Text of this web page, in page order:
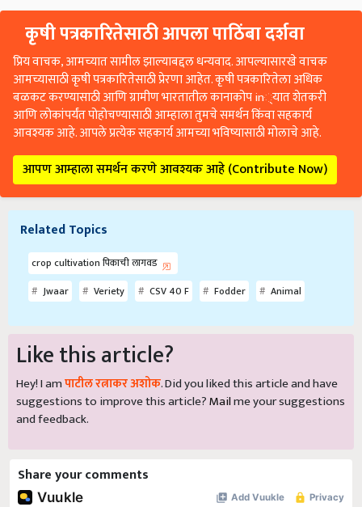
कृषी पत्रकारितेसाठी आपला पाठिंबा दर्शवा
प्रिय वाचक, आमच्यात सामील झाल्याबद्दल धन्यवाद. आपल्यासारखे वाचक
आमच्यासाठी कृषी पत्रकारितेसाठी प्रेरणा आहेत. कृषी पत्रकारितेला अधिक
बळकट करण्यासाठी आणि ग्रामीण भारतातील कानाकोप in्यात शेतकरी
आणि लोकांपर्यंत पोहोचण्यासाठी आम्हाला तुमचे समर्थन किंवा सहकार्य
आवश्यक आहे. आपले प्रत्येक सहकार्य आमच्या भविष्यासाठी मोलाचे आहे.
आपण आम्हाला समर्थन करणे आवश्यक आहे (Contribute Now)
Related Topics
crop cultivation पिकाची लागवड
Jwaar
Veriety CSV 40 F Fodder Animal
Like this article?
Hey! I amपाटील रत्नाकर अशोक. Did you liked this article and have
suggestions to improve this article?Mailme your suggestions
and feedback.
Share your comments